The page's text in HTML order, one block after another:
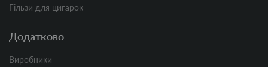
Гільзи для цигарок
Додатково
Виробники